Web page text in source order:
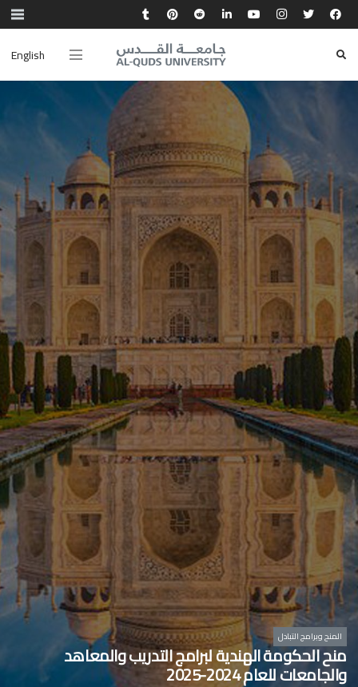
English
المنح وبرامج التبادل
منح الحكومة الهندية لبرامج التدريب والمعاهد
والجامعات للعام 2024-2025